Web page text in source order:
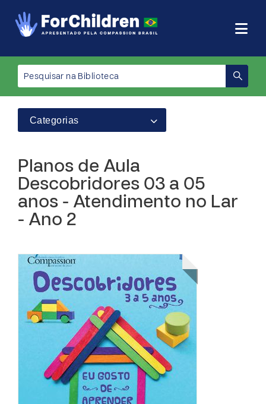
Categorias
Planos de Aula
Descobridores 03 a 05
anos - Atendimento no Lar
- Ano 2